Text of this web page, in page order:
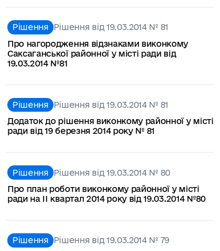
Рішення Рішення від 19.03.2014 № 81
Про нагородження відзнаками виконкому
Саксаганської районної у місті ради від
19.03.2014 №81
Рішення Рішення від 19.03.2014 № 81
Додаток до рішення виконкому районної у місті
ради від 19 березня 2014 року № 81
Рішення Рішення від 19.03.2014 № 80
Про план роботи виконкому районної у місті
ради на ІІ квартал 2014 року від 19.03.2014 №80
Рішення Рішення від 19.03.2014 № 79